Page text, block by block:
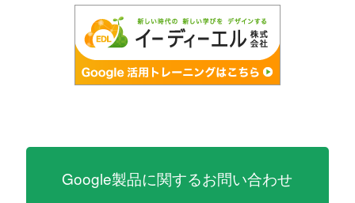
Google製品に関するお問い合わせ